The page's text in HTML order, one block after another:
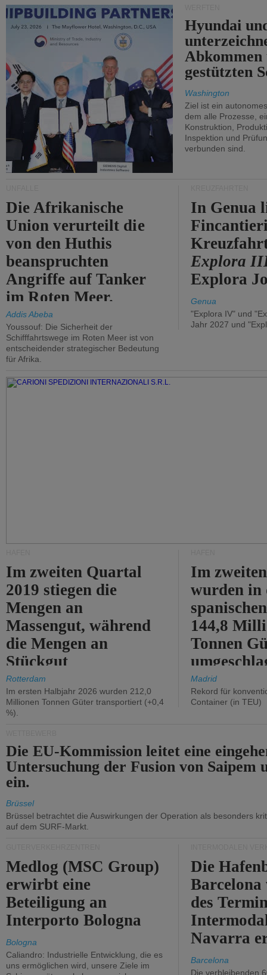
Hyundai
gestützten
Washington
Ziel ist ein
dem alle Prozesse,
Konstruktion,
Inspektion und
verbunden sind.
Die Afrikanische
Union verurteilt die
von den Huthis
beanspruchten
Angriffe auf Tanker
im Roten Meer.
Addis Abeba
Youssouf: Die Sicherheit der
Schifffahrtswege im Roten Meer ist von
entscheidender strategischer Bedeutung
für Afrika.
In Genua
Explora
Explora
Genua
"Explora IV" und
Jahr 2027 und
Im zweiten Quartal
2019 stiegen die
Mengen an
Massengut, während
die Mengen an
Stückgut
zurückgingen.
Rotterdam
Im ersten Halbjahr 2026 wurden 212,0
Millionen Tonnen Güter transportiert (+0,4
%).
Im
wurden in
144,8
Tonnen
%).
Madrid
Rekord für
Container (in TEU)
Die EU-Kommission leitet eine
Untersuchung der Fusion von Saipem
ein.
Brüssel
Brüssel betrachtet die Auswirkungen der Operation als besonders
auf dem SURF-Markt.
Medlog (MSC Group)
erwirbt eine
Beteiligung an
Interporto Bologna
Bologna
Caliandro: Industrielle Entwicklung, die es
uns ermöglichen wird, unsere Ziele im
Die
des
Navarra
Barcelona
Die verbleibenden